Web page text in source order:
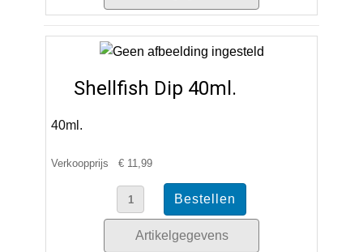
Shellfish Dip 40ml.
40ml.
Verkoopprijs € 11,99
Artikelgegevens